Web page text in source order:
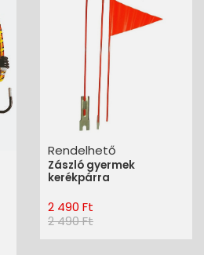
Rendelhető
Zászló gyermek
kerékpárra
2 490 Ft
2 490 Ft